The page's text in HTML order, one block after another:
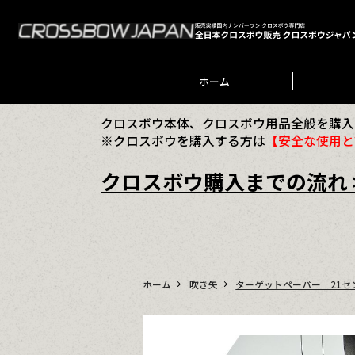
ホーム
クロスボウ本体、クロスボウ用品全般を購
※クロスボウを購入する方は 【安全な使用
クロスボウ購入までの流れ
ホーム 吹き矢 ターゲットペーパー 21セ